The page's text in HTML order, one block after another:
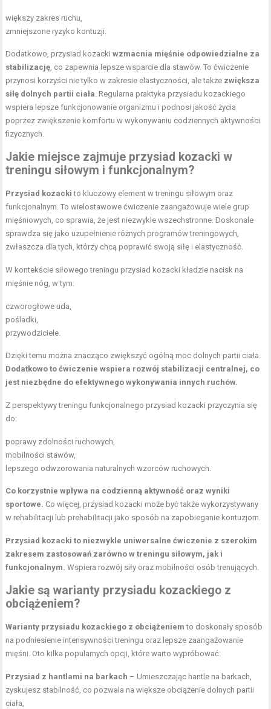
większy zakres ruchu,
zmniejszone ryzyko kontuzji.
Dodatkowo, przysiad kozackiwzmacnia mięśnie odpowiedzialne za
stabilizację , co zapewnia lepsze wsparcie dla stawów. To ćwiczenie
przynosi korzyści nie tylko w zakresie elastyczności, ale także zwiększa
siłę dolnych partii ciała . Regularna praktyka przysiadu kozackiego
wspiera lepsze funkcjonowanie organizmu i podnosi jakość życia
poprzez zwiększenie komfortu w wykonywaniu codziennych aktywności
fizycznych.
Jakie miejsce zajmuje przysiad kozacki w
treningu siłowym i funkcjonalnym?
Przysiad kozacki to kluczowy element w treningu siłowym oraz
funkcjonalnym. To wielostawowe ćwiczenie zaangażowuje wiele grup
mięśniowych, co sprawia, że jest niezwykle wszechstronne. Doskonale
sprawdza się jako uzupełnienie różnych programów treningowych,
zwłaszcza dla tych, którzy chcą poprawić swoją siłę i elastyczność.
W kontekście siłowego treningu przysiad kozacki kładzie nacisk na
mięśnie nóg, w tym:
czworogłowe uda,
pośladki,
przywodziciele.
Dzięki temu można znacząco zwiększyć ogólną moc dolnych partii ciała.
Dodatkowo to ćwiczenie wspiera rozwój stabilizacji centralnej, co
jest niezbędne do efektywnego wykonywania innych ruchów.
Z perspektywy treningu funkcjonalnego przysiad kozacki przyczynia się
do:
poprawy zdolności ruchowych,
mobilności stawów,
lepszego odwzorowania naturalnych wzorców ruchowych.
Co korzystnie wpływa na codzienną aktywność oraz wyniki
sportowe. Co więcej, przysiad kozacki może być także wykorzystywany
w rehabilitacji lub prehabilitacji jako sposób na zapobieganie kontuzjom.
Przysiad kozacki to niezwykle uniwersalne ćwiczenie z szerokim
zakresem zastosowań zarówno w treningu siłowym, jak i
funkcjonalnym. Wspiera rozwój siły oraz mobilności osób trenujących.
Jakie są warianty przysiadu kozackiego z
obciążeniem?
Warianty przysiadu kozackiego z obciążeniem to doskonały sposób
na podniesienie intensywności treningu oraz lepsze zaangażowanie
mięśni. Oto kilka popularnych opcji, które warto wypróbować:
Przysiad z hantlami na barkach – Umieszczając hantle na barkach,
zyskujesz stabilność, co pozwala na większe obciążenie dolnych partii
ciała,